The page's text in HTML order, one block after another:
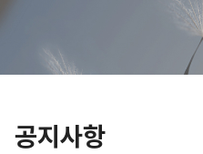
공지사항